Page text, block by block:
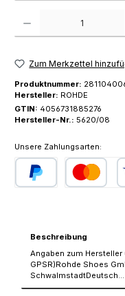
Zum Merkzettel
Produktnummer:
Hersteller: ROHDE
GTIN: 4056731885276
Hersteller-Nr.: 5620/08
Unsere Zahlungsarten:
Beschreibung
Angaben zum
GPSR)Rohde Shoes
SchwalmstadtDeutsch…